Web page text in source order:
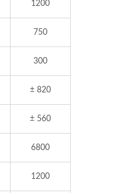
1200
750
300
± 820
± 560
6800
1200